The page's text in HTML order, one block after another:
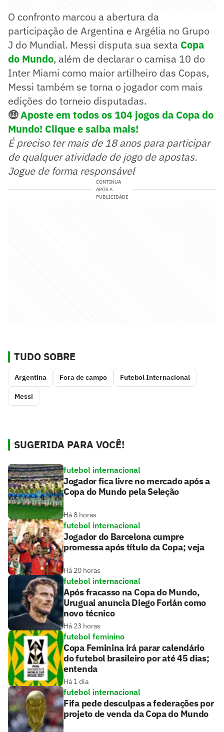
O confronto marcou a abertura da
participação de Argentina e Argélia no Grupo
J do Mundial. Messi disputa sua sexta Copa
do Mundo, além de declarar o camisa 10 do
Inter Miami como maior artilheiro das Copas,
Messi também se torna o jogador com mais
edições do torneio disputadas.
🤑Aposte em todos os 104 jogos da Copa do
Mundo! Clique e saiba mais!
É preciso ter mais de 18 anos para participar
de qualquer atividade de jogo de apostas.
Jogue de forma responsável
CONTINUA
APÓS A
PUBLICIDADE
TUDO SOBRE
Argentina Fora de campo Futebol Internacional
Messi
SUGERIDA PARA VOCÊ!
futebol internacional
Jogador fica livre no mercado após a
Copa do Mundo pela Seleção
Há 8 horas
futebol internacional
Jogador do Barcelona cumpre
promessa após título da Copa; veja
Há 20 horas
futebol internacional
Após fracasso na Copa do Mundo,
Uruguai anuncia Diego Forlán como
novo técnico
Há 23 horas
futebol feminino
Copa Feminina irá parar calendário
do futebol brasileiro por até 45 dias;
entenda
Há 1 dia
futebol internacional
Fifa pede desculpas a federações por
projeto de venda da Copa do Mundo